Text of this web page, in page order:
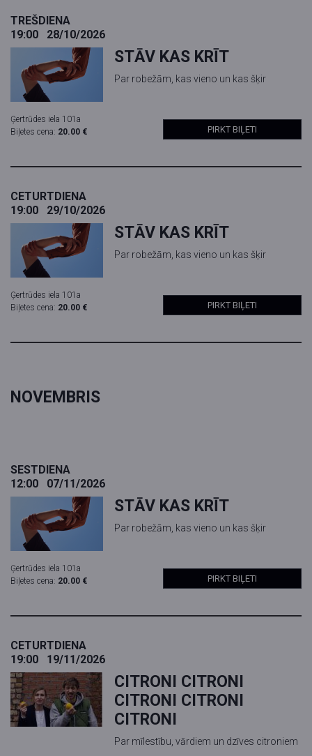
TREŠDIENA
19:00
28/10/2026
STĀV KAS KRĪT
Par robežām, kas vieno un kas šķir
Ģertrūdes iela 101a
Biļetes cena: 20.00 € PIRKT BIĻETI
CETURTDIENA
19:00
29/10/2026
STĀV KAS KRĪT
Par robežām, kas vieno un kas šķir
Ģertrūdes iela 101a
Biļetes cena: 20.00 € PIRKT BIĻETI
NOVEMBRIS
SESTDIENA
12:00
07/11/2026
STĀV KAS KRĪT
Par robežām, kas vieno un kas šķir
Ģertrūdes iela 101a
Biļetes cena: 20.00 € PIRKT BIĻETI
CETURTDIENA
19:00
19/11/2026
CITRONI CITRONI
CITRONI CITRONI
CITRONI
Par mīlestību, vārdiem un dzīves citroniem